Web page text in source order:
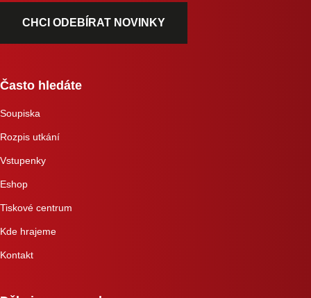
CHCI ODEBÍRAT NOVINKY
Často hledáte
Soupiska
Rozpis utkání
Vstupenky
Eshop
Tiskové centrum
Kde hrajeme
Kontakt